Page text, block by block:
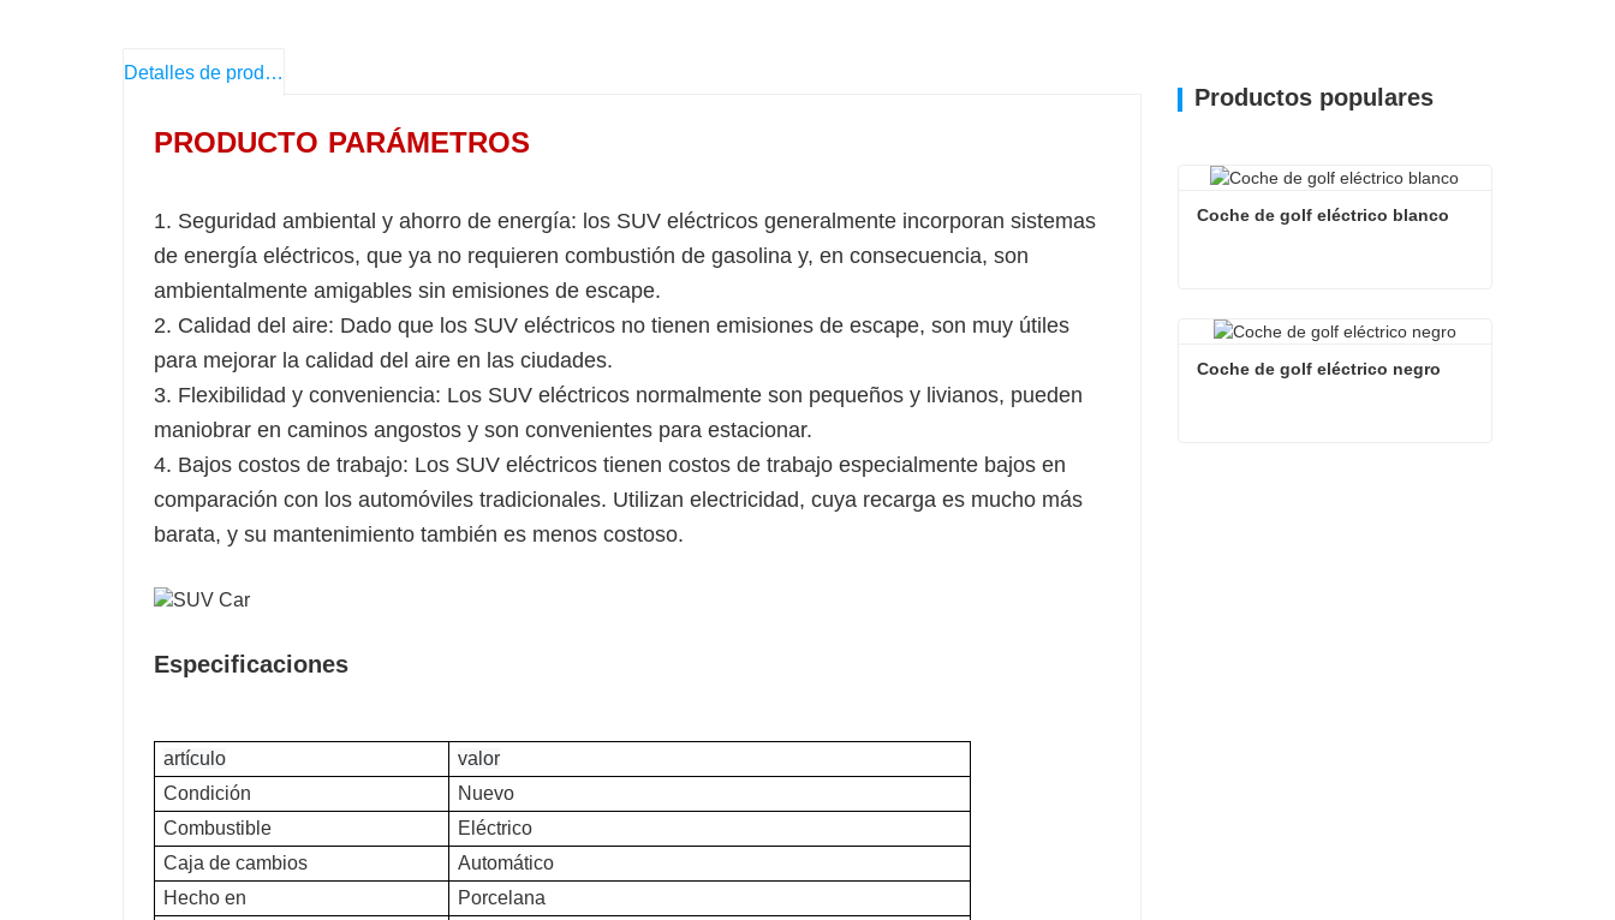
Detalles de producto
PRODUCTO PARÁMETROS
1. Seguridad ambiental y ahorro de energía: los SUV eléctricos generalmente incorporan sistemas
de energía eléctricos, que ya no requieren combustión de gasolina y, en consecuencia, son
ambientalmente amigables sin emisiones de escape.
2. Calidad del aire: Dado que los SUV eléctricos no tienen emisiones de escape, son muy útiles
para mejorar la calidad del aire en las ciudades.
3. Flexibilidad y conveniencia: Los SUV eléctricos normalmente son pequeños y livianos, pueden
maniobrar en caminos angostos y son convenientes para estacionar.
4. Bajos costos de trabajo: Los SUV eléctricos tienen costos de trabajo especialmente bajos en
comparación con los automóviles tradicionales. Utilizan electricidad, cuya recarga es mucho más
barata, y su mantenimiento también es menos costoso.
Especificaciones
artículo
valor
Condición
Nuevo
Combustible
Eléctrico
Caja de cambios
Automático
Hecho en
Porcelana
Productos populares
Coche de golf eléctrico blanco
Coche de golf eléctrico blanco
Contacta ahora
Coche de golf eléctrico negro